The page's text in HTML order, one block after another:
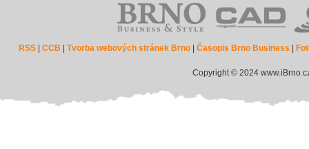
RSS |CCB |Tvorba webových stránek Brno |Časopis Brno Business
Copyright © 2024